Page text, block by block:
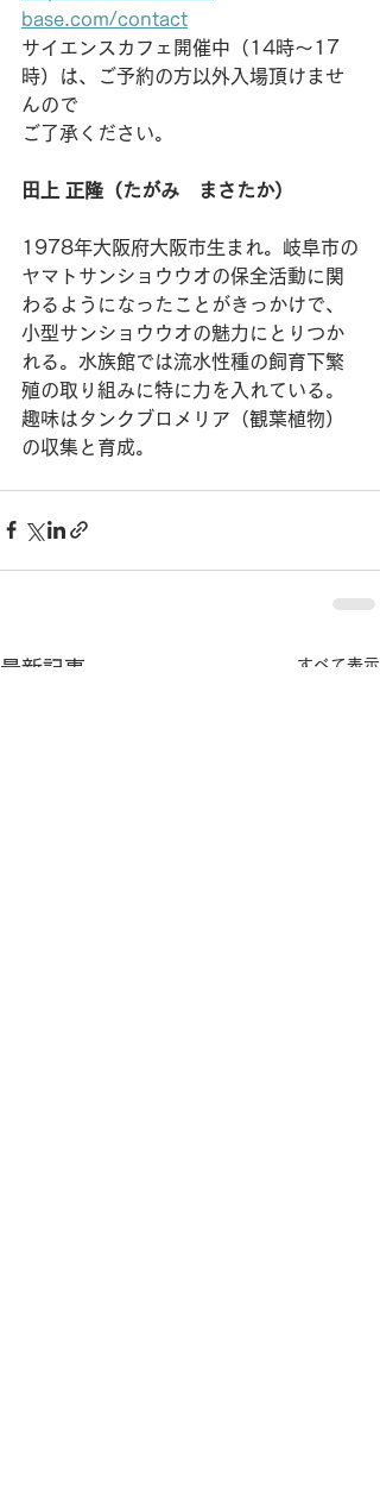
base.com/contact
サイエンスカフェ開催中（14時～17
時）は、ご予約の方以外入場頂けませ
んので
ご了承ください。
田上 正隆（たがみ　まさたか）
1978年大阪府大阪市生まれ。岐阜市の
ヤマトサンショウウオの保全活動に関
わるようになったことがきっかけで、
小型サンショウウオの魅力にとりつか
れる。水族館では流水性種の飼育下繁
殖の取り組みに特に力を入れている。
趣味はタンクブロメリア（観葉植物）
の収集と育成。
最新記事 すべて表示